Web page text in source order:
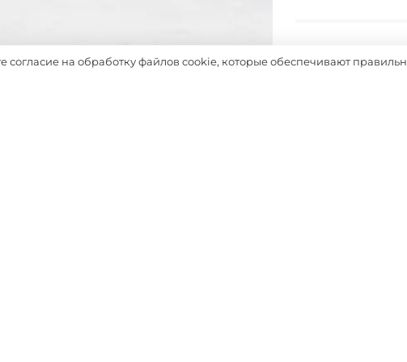
согласие на обработку файлов cookie, которые обеспечивают